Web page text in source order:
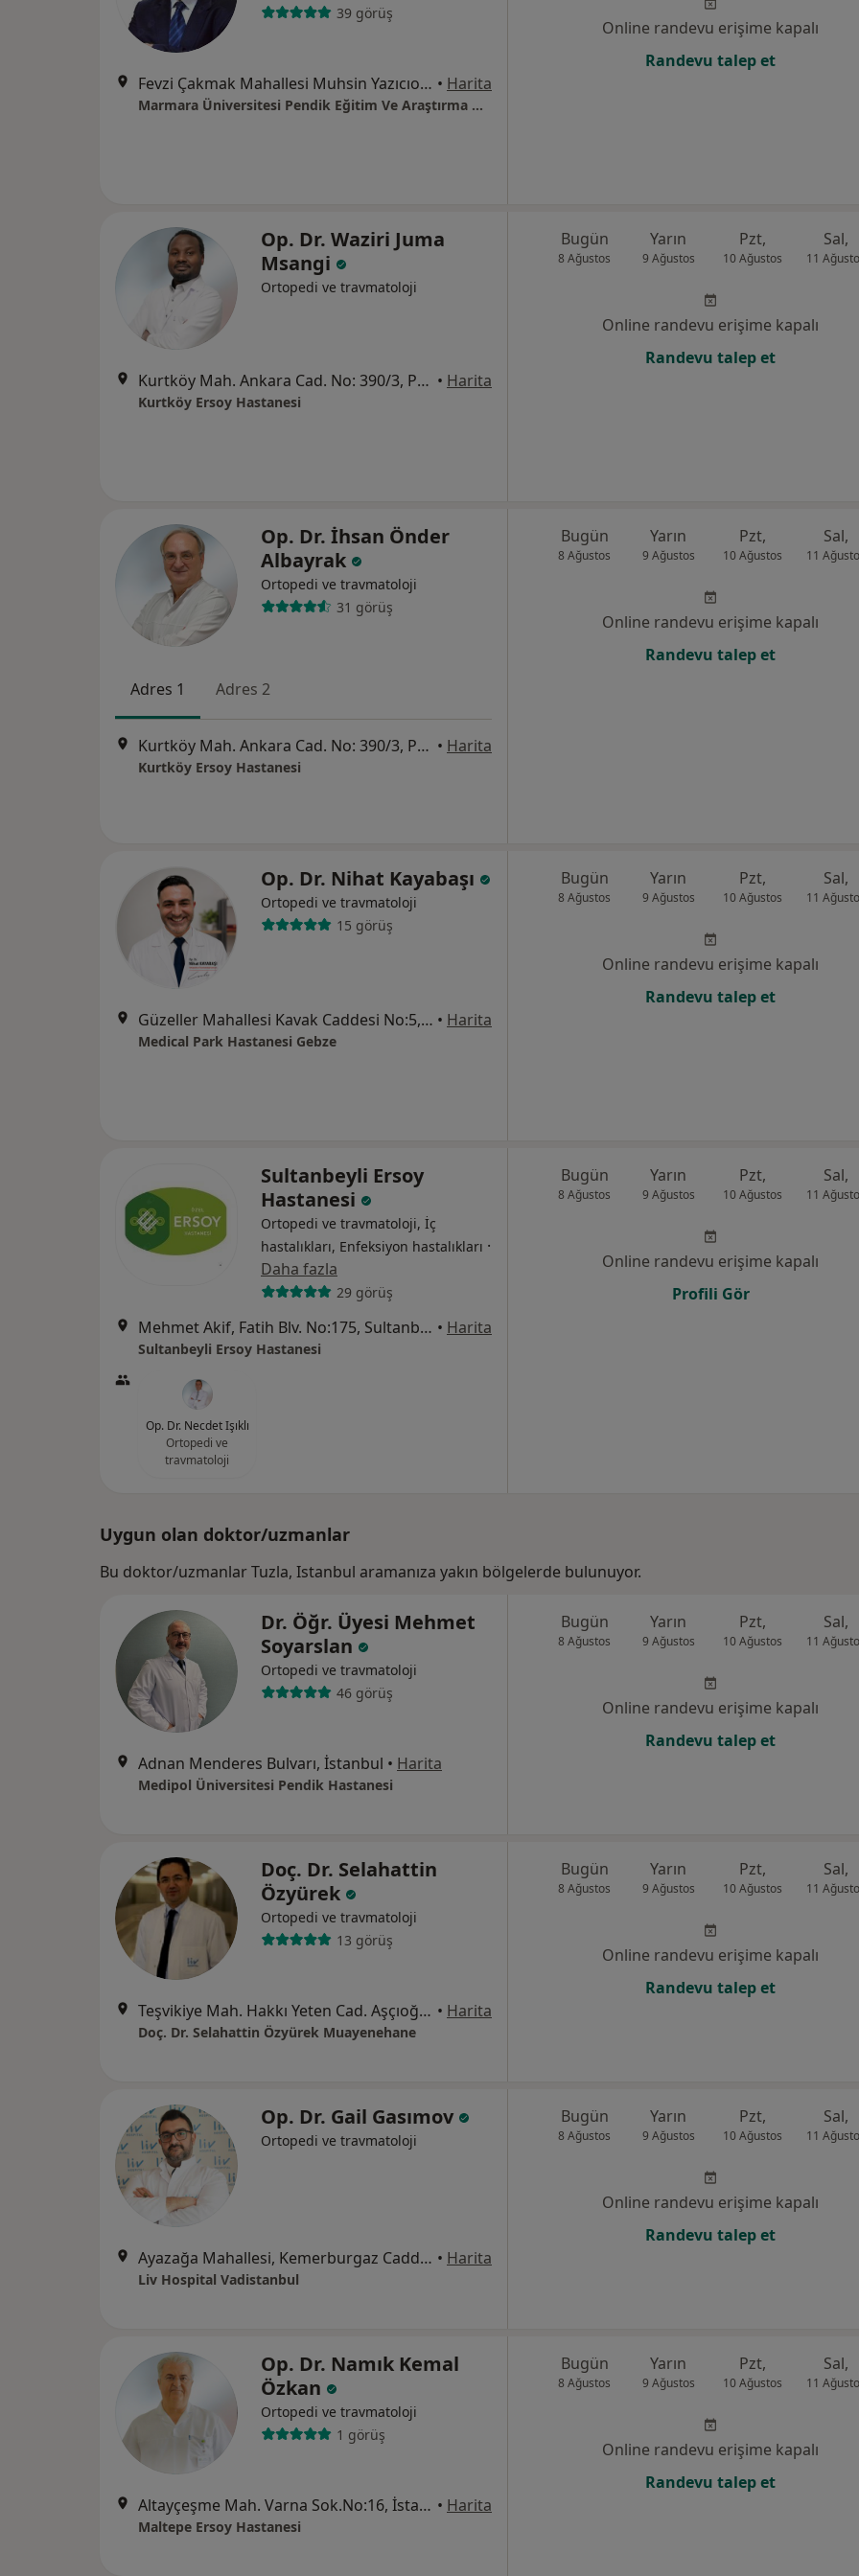
39 görüş
Fevzi Çakmak Mahallesi Muhsin Yazıcıoğlu Caddesi No:10, Pendik • Harita
Marmara Üniversitesi Pendik Eğitim Ve Araştırma Hastanesi
Online randevu erişime kapalı
Randevu talep et
Op. Dr. Waziri Juma
Msangi
Ortopedi ve travmatoloji
Kurtköy Mah. Ankara Cad. No: 390/3, Pendik • Harita
Kurtköy Ersoy Hastanesi
Bugün
8 Ağustos
Yarın
9 Ağustos
Pzt,
10 Ağustos
Sal,
11
Online randevu erişime kapalı
Randevu talep et
Op. Dr. İhsan Önder
Albayrak
Ortopedi ve travmatoloji
31 görüş
Adres 1 Adres 2
Kurtköy Mah. Ankara Cad. No: 390/3, Pendik • Harita
Kurtköy Ersoy Hastanesi
Bugün
8 Ağustos
Yarın
9 Ağustos
Pzt,
10 Ağustos
Sal,
11
Online randevu erişime kapalı
Randevu talep et
Op. Dr. Nihat Kayabaşı
Ortopedi ve travmatoloji
15 görüş
Güzeller Mahallesi Kavak Caddesi No:5, Gebze • Harita
Medical Park Hastanesi Gebze
Bugün
8 Ağustos
Yarın
9 Ağustos
Pzt,
10 Ağustos
Sal,
11
Online randevu erişime kapalı
Randevu talep et
Sultanbeyli Ersoy
Hastanesi
Ortopedi ve travmatoloji, İç
hastalıkları, Enfeksiyon hastalıkları ·
Daha fazla
29 görüş
Mehmet Akif, Fatih Blv. No:175, Sultanbeyli • Harita
Sultanbeyli Ersoy Hastanesi
Op. Dr. Necdet Işıklı
Ortopedi ve
travmatoloji
Bugün
8 Ağustos
Yarın
9 Ağustos
Pzt,
10 Ağustos
Sal,
11
Online randevu erişime kapalı
Profili Gör
Uygun olan doktor/uzmanlar
Bu doktor/uzmanlar Tuzla, Istanbul aramanıza yakın bölgelerde bulunuyor.
Dr. Öğr. Üyesi Mehmet
Soyarslan
Ortopedi ve travmatoloji
46 görüş
Adnan Menderes Bulvarı, İstanbul • Harita
Medipol Üniversitesi Pendik Hastanesi
Bugün
8 Ağustos
Yarın
9 Ağustos
Pzt,
10 Ağustos
Sal,
11
Online randevu erişime kapalı
Randevu talep et
Doç. Dr. Selahattin
Özyürek
Ortopedi ve travmatoloji
13 görüş
Teşvikiye Mah. Hakkı Yeten Cad. Aşçıoğlu Plaza No:17 Kat:7 Daire:15 Istanbul, İstanbul • Harita
Doç. Dr. Selahattin Özyürek Muayenehane
Bugün
8 Ağustos
Yarın
9 Ağustos
Pzt,
10 Ağustos
Sal,
11
Online randevu erişime kapalı
Randevu talep et
Op. Dr. Gail Gasımov
Ortopedi ve travmatoloji
Ayazağa Mahallesi, Kemerburgaz Caddesi, Vadistanbul Park Etabı, 7F Blok, İstanbul • Harita
Liv Hospital Vadistanbul
Bugün
8 Ağustos
Yarın
9 Ağustos
Pzt,
10 Ağustos
Sal,
11
Online randevu erişime kapalı
Randevu talep et
Op. Dr. Namık Kemal
Özkan
Ortopedi ve travmatoloji
1 görüş
Altayçeşme Mah. Varna Sok.No:16, İstanbul • Harita
Maltepe Ersoy Hastanesi
Bugün
8 Ağustos
Yarın
9 Ağustos
Pzt,
10 Ağustos
Sal,
11
Online randevu erişime kapalı
Randevu talep et